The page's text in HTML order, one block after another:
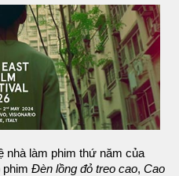
nhà làm phim thứ năm của
phim Đèn lồng đỏ treo cao, ‎ Cao